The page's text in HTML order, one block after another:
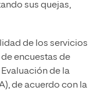
sus quejas,
de los servicios
encuestas de
de la
de acuerdo con la